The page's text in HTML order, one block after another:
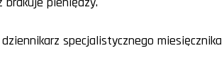
specjalistycznego miesięcznika